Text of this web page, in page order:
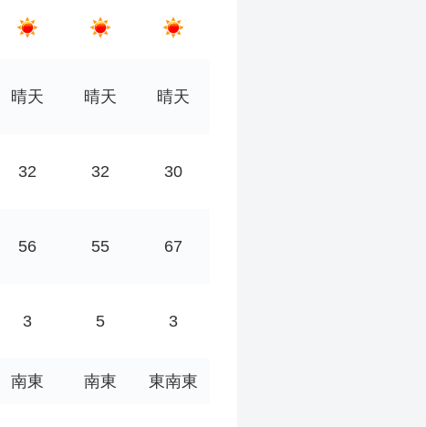
晴天 晴天 晴天
32 32 30
56 55 67
3 5 3
南東 南東 東南東